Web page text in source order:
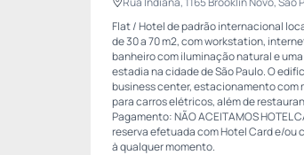
Flat / Hotel de padrão internacional
de 30 a 70 m2, com workstation,
banheiro com iluminação natural e
estadia na cidade de São Paulo. O
business center, estacionamento com
para carros elétricos, além de
Pagamento: NÃO ACEITAMOS HOTEL
reserva efetuada com Hotel Card e/
à qualquer momento.